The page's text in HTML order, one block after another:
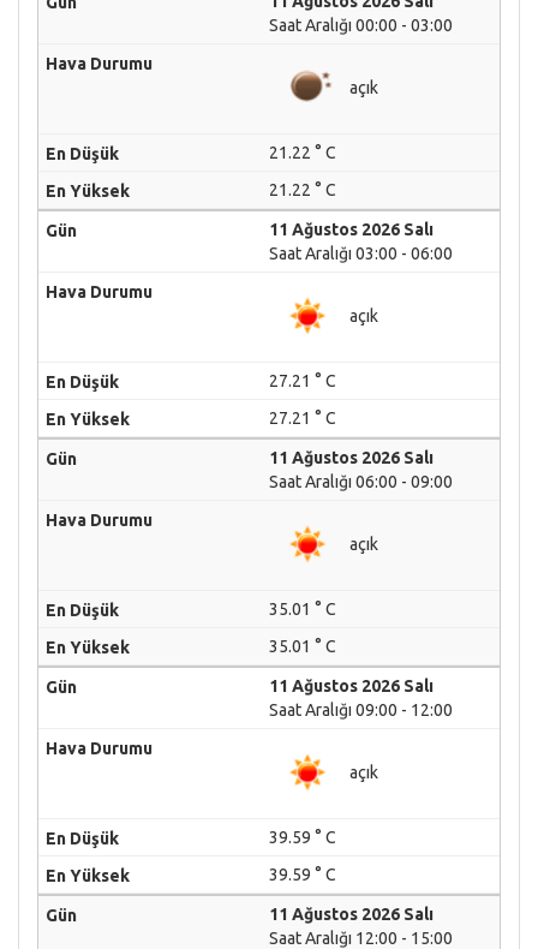
Saat Aralığı 00:00 - 03:00
açık
21.22 ° C
21.22 ° C
11 Ağustos 2026 Salı
Saat Aralığı 03:00 - 06:00
açık
27.21 ° C
27.21 ° C
11 Ağustos 2026 Salı
Saat Aralığı 06:00 - 09:00
açık
35.01 ° C
35.01 ° C
11 Ağustos 2026 Salı
Saat Aralığı 09:00 - 12:00
açık
39.59 ° C
39.59 ° C
11 Ağustos 2026 Salı
Saat Aralığı 12:00 - 15:00